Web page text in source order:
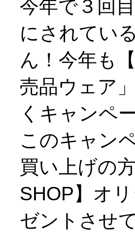
今年で３回
にされてい
ん！今年も
売品ウェア
くキャンペ
このキャン
買い上げの
SHOP】オ
ゼントさせ